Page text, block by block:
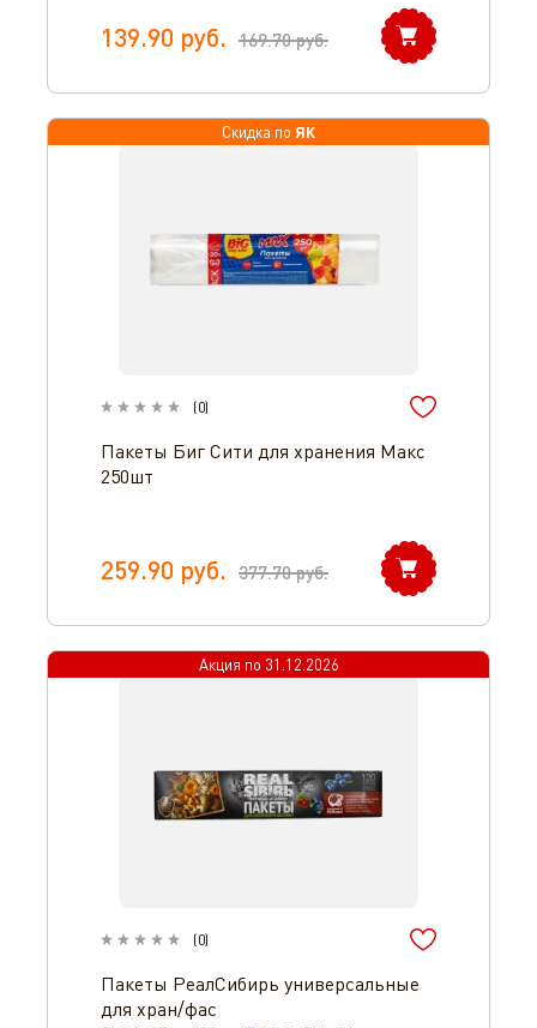
139.90 руб. 169.70руб.
Скидка по ЯК
(0)
Пакеты Биг Сити для хранения Макс
250шт
259.90 руб. 377.70руб.
Акция по 31.12.2026
(0)
Пакеты РеалСибирь универсальные
для хран/фас